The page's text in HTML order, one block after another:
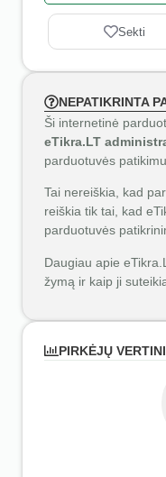
Sekti
NEPATIKRINTA
Ši internetinė
eTikra.LT
parduotuvės
Tai nereiškia, kad
reiškia tik tai, kad
parduotuvės
Daugiau apie
žymą ir kaip ji
PIRKĖJŲ